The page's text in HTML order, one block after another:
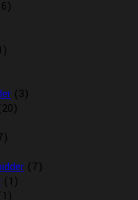
(3)
(7)
(1)